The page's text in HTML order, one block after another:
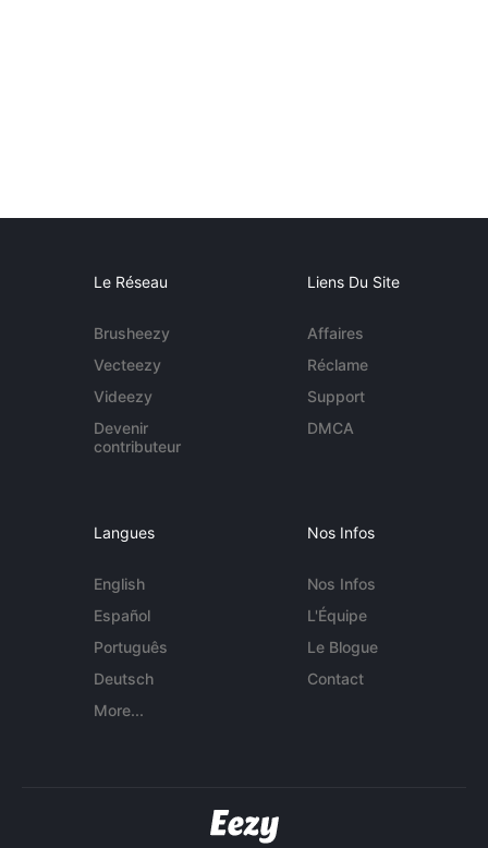
Le Réseau
Brusheezy
Vecteezy
Videezy
Devenir
contributeur
Liens Du Site
Affaires
Réclame
Support
DMCA
Langues
English
Español
Português
Deutsch
More...
Nos Infos
Nos Infos
L'Équipe
Le Blogue
Contact